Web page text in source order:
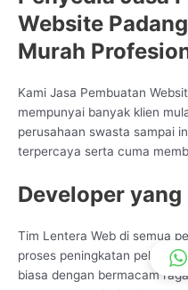
Website
Murah
Kami Jasa Pembuatan
mempunyai banyak klien
perusahaan swasta sampai
terpercaya serta cuma
Developer
Tim Lentera Web di semua
proses peningkatan
biasa dengan bermacam